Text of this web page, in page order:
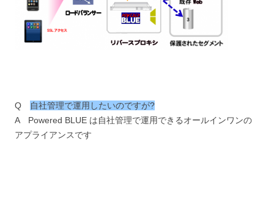
Q
自社管理で運用したいのですが?
A Powered BLUE は自社管理で運用できるオールインワンの
アプライアンスです